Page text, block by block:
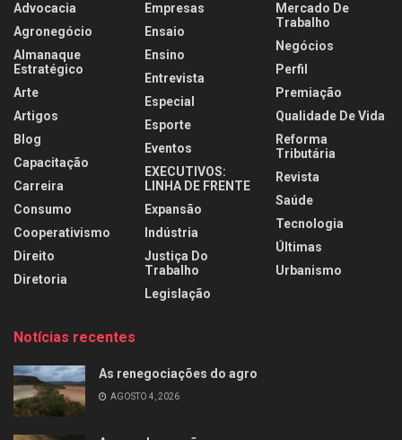
Advocacia
Agronegócio
Almanaque
Estratégico
Arte
Artigos
Blog
Capacitação
Carreira
Consumo
Cooperativismo
Direito
Diretoria
Empresas
Ensaio
Ensino
Entrevista
Especial
Esporte
Eventos
EXECUTIVOS:
LINHA DE FRENTE
Expansão
Indústria
Justiça Do
Trabalho
Legislação
Mercado De
Trabalho
Negócios
Perfil
Premiação
Qualidade De Vida
Reforma
Tributária
Revista
Saúde
Tecnologia
Últimas
Urbanismo
Notícias recentes
As renegociações do agro
AGOSTO 4, 2026